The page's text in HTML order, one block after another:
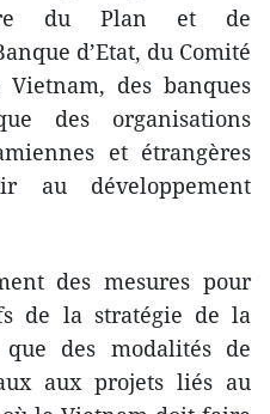
du Plan et de
d’Etat, du Comité
des banques
des organisations
et étrangères
au développement
des mesures pour
de la stratégie de la
des modalités de
aux projets liés au